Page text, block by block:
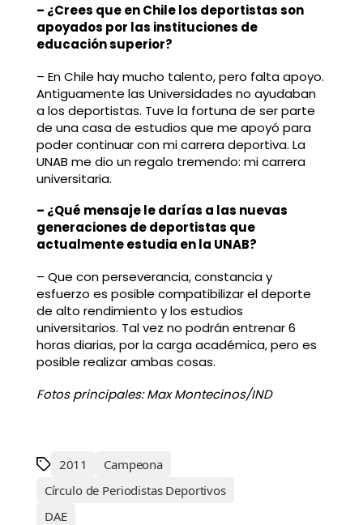
– ¿Crees que en Chile los deportistas son
apoyados por las instituciones de
educación superior?
– En Chile hay mucho talento, pero falta apoyo.
Antiguamente las Universidades no ayudaban
a los deportistas. Tuve la fortuna de ser parte
de una casa de estudios que me apoyó para
poder continuar con mi carrera deportiva. La
UNAB me dio un regalo tremendo: mi carrera
universitaria.
– ¿Qué mensaje le darías a las nuevas
generaciones de deportistas que
actualmente estudia en la UNAB?
– Que con perseverancia, constancia y
esfuerzo es posible compatibilizar el deporte
de alto rendimiento y los estudios
universitarios. Tal vez no podrán entrenar 6
horas diarias, por la carga académica, pero es
posible realizar ambas cosas.
Fotos principales: Max Montecinos/IND
2011
Campeona
Círculo de Periodistas Deportivos
DAE